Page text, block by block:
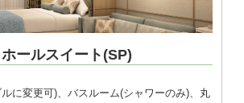
ールスイート(SP)
に変更可)、バスルーム(シャワーのみ)、丸